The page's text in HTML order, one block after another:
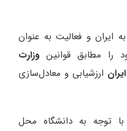
ایران و فعالیت به عنوان
را مطابق قوانین وزارت
ارزشیابی و معادل‌سازی
توجه به دانشگاه محل